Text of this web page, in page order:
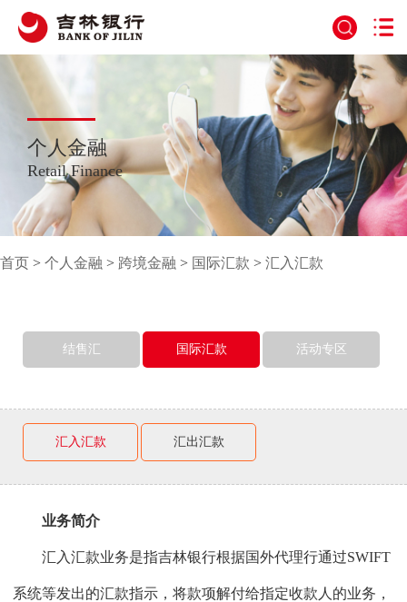
个人金融
Retail Finance
首页 > 个人金融 > 跨境金融 > 国际汇款 > 汇入汇款
结售汇 国际汇款 活动专区
汇入汇款 汇出汇款
业务简介
汇入汇款业务是指吉林银行根据国外代理行通过SWIFT
系统等发出的汇款指示，将款项解付给指定收款人的业务，